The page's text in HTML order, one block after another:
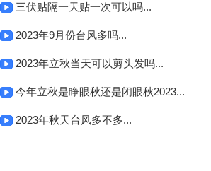
三伏贴隔一天贴一次可以吗...
2023年9月份台风多吗...
2023年立秋当天可以剪头发吗...
今年立秋是睁眼秋还是闭眼秋2023...
2023年秋天台风多不多...